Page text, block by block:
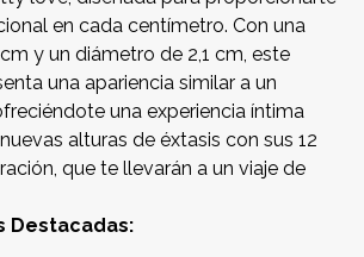
en cada centímetro. Con una
y un diámetro de 2,1 cm, este
una apariencia similar a un
una experiencia íntima
alturas de éxtasis con sus 12
que te llevarán a un viaje de
Destacadas: